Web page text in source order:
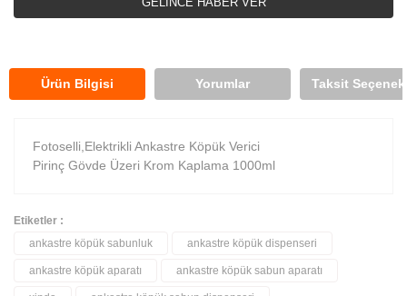
Ürün Bilgisi Yorumlar Taksit
Fotoselli,Elektrikli Ankastre Köpük Verici
Pirinç Gövde Üzeri Krom Kaplama 1000ml
Bu ürüne ilk yorumu siz yapın!
Etiketler :
ankastre köpük sabunluk
ankastre köpük dispenseri
ankastre köpük aparatı ankastre köpük sabun aparatı